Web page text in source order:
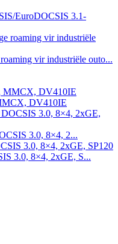
EuroDOCSIS 3.1-
vir industriële outo...
DV410IE
3.0, 8×4, 2...
3.0, 8×4, 2xGE, S...